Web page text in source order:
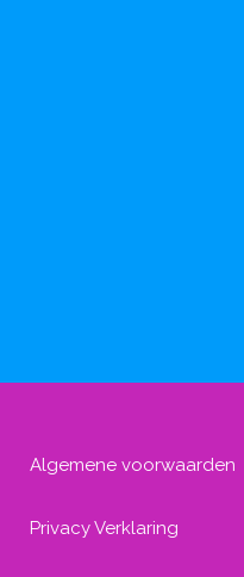
Algemene voorwaarden
Privacy Verklaring